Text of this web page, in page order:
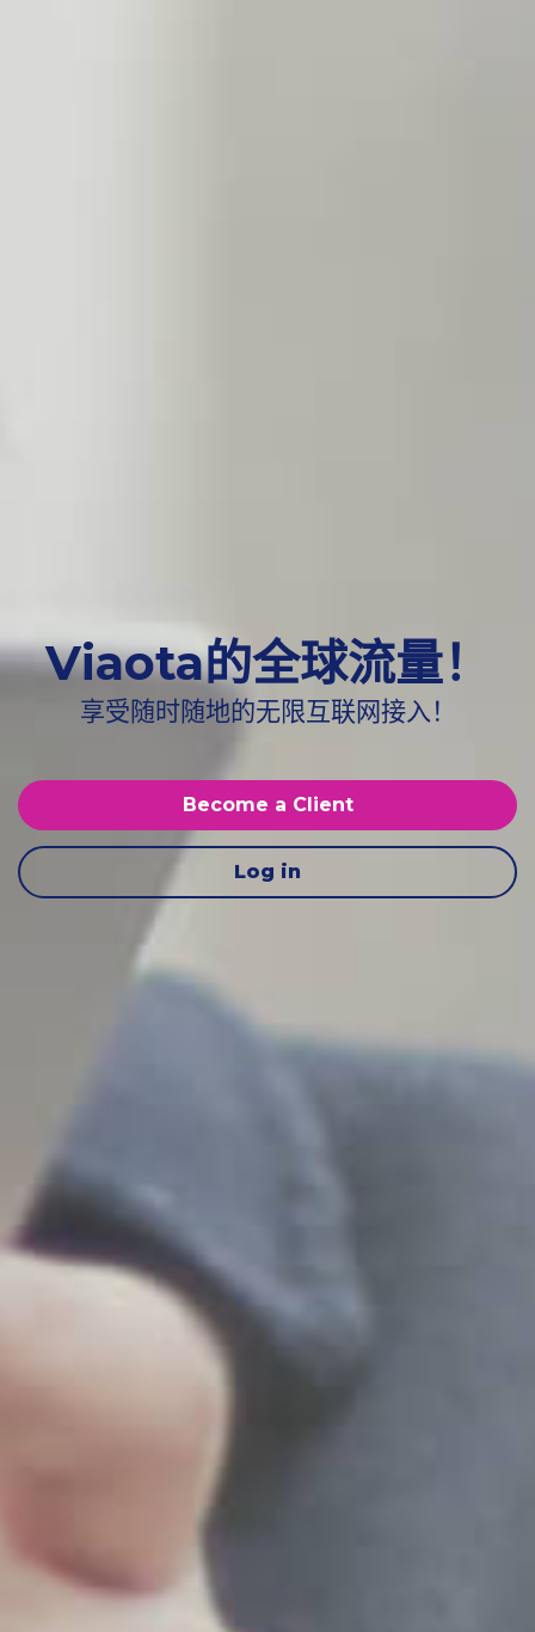
Viaota的全球流量！
享受随时随地的无限互联网接入！
Become a Client
Log in